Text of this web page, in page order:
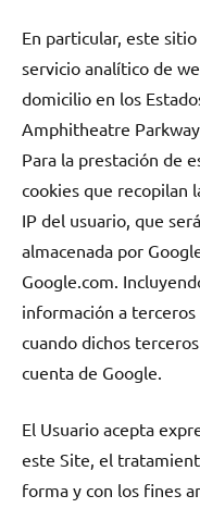
En particular, este
servicio analítico de
domicilio en los
Amphitheatre
Para la prestación de
cookies que recopilan
IP del usuario, que
almacenada por
Google.com.
información a
cuando dichos
cuenta de Google.
El Usuario acepta
este Site, el
forma y con los fines